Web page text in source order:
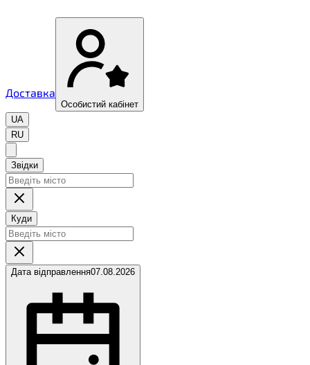
Доставка
Особистий кабінет
UA
RU
Звідки
Куди
Дата відправлення07.08.2026